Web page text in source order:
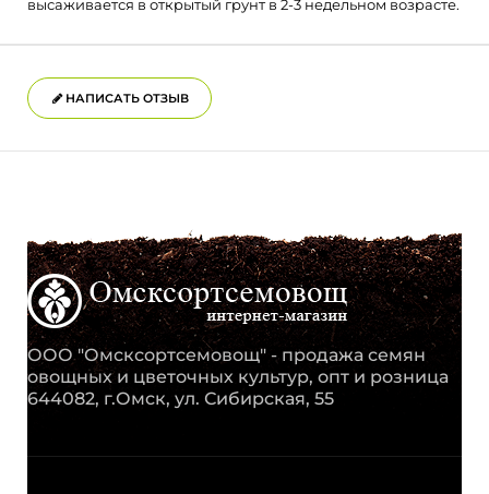
высаживается в открытый грунт в 2-3 недельном возрасте.
НАПИСАТЬ ОТЗЫВ
ООО "Омсксортсемовощ" - продажа семян
овощных и цветочных культур, опт и розница
644082, г.Омск, ул. Сибирская, 55